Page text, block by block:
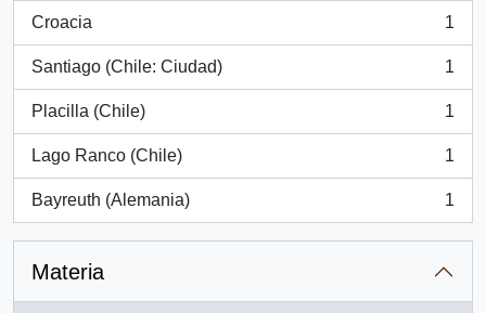
Croacia
, 1 resultados
1
Santiago (Chile: Ciudad)
, 1 resultados
1
Placilla (Chile)
, 1 resultados
1
Lago Ranco (Chile)
, 1 resultados
1
Bayreuth (Alemania)
, 1 resultados
1
Materia